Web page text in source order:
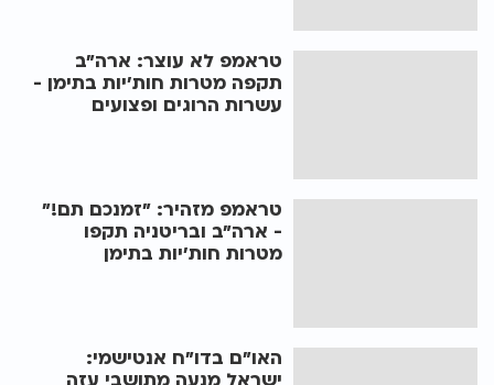
טראמפ לא עוצר: ארה"ב
תקפה מטרות חות'יות בתימן -
עשרות הרוגים ופצועים
טראמפ מזהיר: "זמנכם תם!"
- ארה"ב ובריטניה תקפו
מטרות חות'יות בתימן
האו"ם בדו"ח אנטישמי:
ישראל מנעה מתושבי עזה